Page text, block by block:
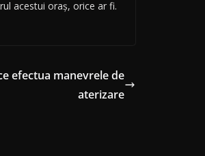
acestui oraș, orice ar fi.
efectua manevrele de
aterizare